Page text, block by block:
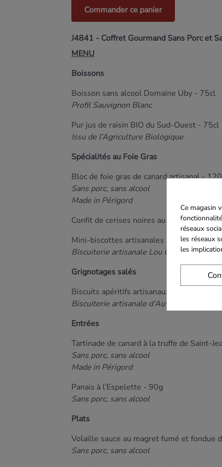
Commander ce panier
J4841 - Coffret Gourmand Sans Porc et
MENU
Boissons
Boisson sans alcool Domaine Uby - 75cl
Profil Sauvignon Blanc
Pur jus de raisin BIO du Sud-Ouest - 75cl
Issu de l’Agriculture Biologique
Spécialités au Foie Gras
Bloc de foie gras de canard artisanal -
Sans porc, sans alcool
Made in Périgord
Confit de cerises noires au piment
Mini-biscottes artisanales aux figues -
Biscuiterie artisanale Lou Cocal
Grignotages salés
Biscuits apéritifs artisanaux Cantal et
Biscuiterie artisanale d’Auvergne
Entrées
Tartinade de canard à la truffe de Saint-
Sans porc, sans alcool
Made in Périgord
Panais à l’Espelette - 90g
Sans porc, sans alcool
Plats
Volaille sauce au magret fumé et fondue
Sans porc, sans alcool
Ce magasin
réseaux
les réseaux
les